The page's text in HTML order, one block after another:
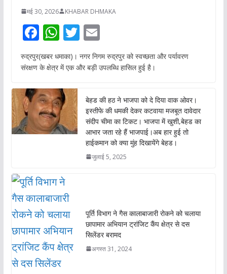
मई 30, 2026 KHABAR DHMAKA
F
ac
e
o
o
k
W
h
at
A
p
p
T
w
itt
E
m
ai
रुद्रपुर(खबर धमाका)। नगर निगम रुद्रपुर को स्वच्छता और पर्यावरण
संरक्षण के क्षेत्र में एक और बड़ी उपलब्धि हासिल हुई है।
बेहड की हठ ने भाजपा को दे दिया वाक ओवर।
इस्तीफे की धमकी देकर कटवाया मजबूत दावेदार
संदीप चीमा का टिकट। भाजपा में खुशी,बेहड का
आभार जता रहे हैं भाजपाई।अब हार हुई तो
हाईकमान को क्या मुंह दिखायेंगे बेहड।
जुलाई 5, 2025
पूर्ति विभाग ने गैस कालाबाजारी रोकने को चलाया
छापामार अभियान ट्रांजिट कैंप क्षेत्र से दस
सिलेंडर बरामद
अगस्त 31, 2024